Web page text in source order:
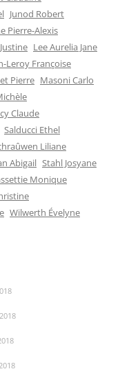
Junod Robert
Pierre-Alexis
Lee Aurelia Jane
Leroy Françoise
Pierre Masoni Carlo
Claude
Salducci Ethel
Liliane
Abigail Stahl Josyane
Monique
Wilwerth Évelyne